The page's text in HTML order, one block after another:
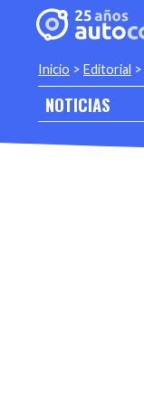
Inicio > Editorial >
NOTICIAS